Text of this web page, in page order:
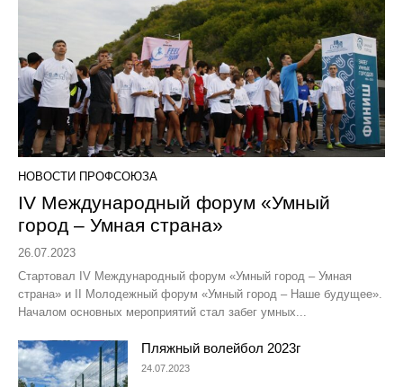
НОВОСТИ ПРОФСОЮЗА
IV Международный форум «Умный
город – Умная страна»
26.07.2023
Стартовал IV Международный форум «Умный город – Умная
страна» и II Молодежный форум «Умный город – Наше будущее».
Началом основных мероприятий стал забег умных...
Пляжный волейбол 2023г
24.07.2023